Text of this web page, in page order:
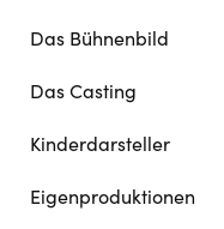
Das Bühnenbild
Das Casting
Kinderdarsteller
Eigenproduktionen